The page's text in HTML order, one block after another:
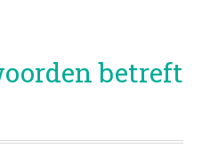
betreft